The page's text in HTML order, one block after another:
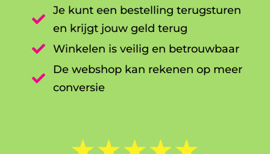

Je kunt een bestelling terugsturen
en krijgt jouw geld terug

Winkelen is veilig en betrouwbaar

De webshop kan rekenen op meer
conversie